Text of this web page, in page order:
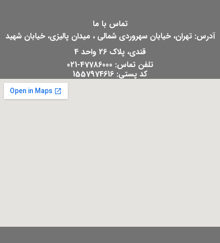
تماس با ما
آدرس: تهران، خیابان سهروردی شمالی ، میدان پالیزی، خیابان شهید
قندی، پلاک 26 واحد 4
تلفن تماس: 47786000-021
کد پستی: 1557974616